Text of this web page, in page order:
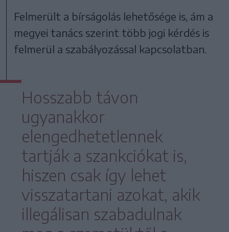
Felmerült a bírságolás lehetősége is, ám a
megyei tanács szerint több jogi kérdés is
felmerül a szabályozással kapcsolatban.
Hosszabb távon
ugyanakkor
elengedhetetlennek
tartják a szankciókat is,
hiszen csak így lehet
visszatartani azokat, akik
illegálisan szabadulnak